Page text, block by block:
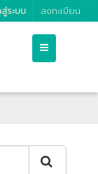
สู่ระบบ ลงทะเบียน